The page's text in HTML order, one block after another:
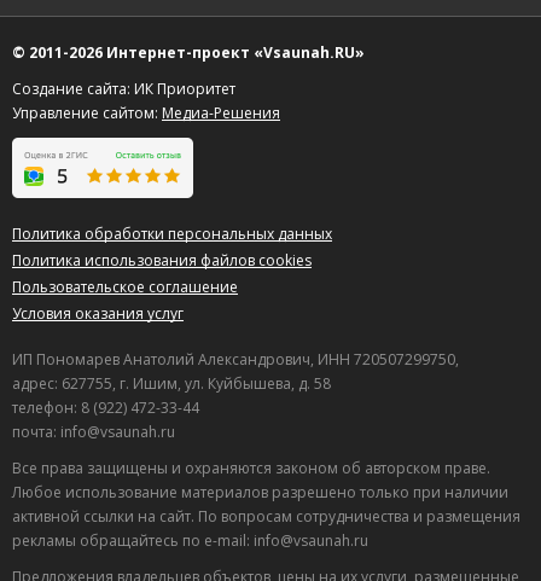
© 2011-2026 Интернет-проект «Vsaunah.RU»
Создание сайта: ИК Приоритет
Управление сайтом: Медиа-Решения
Политика обработки персональных данных
Политика использования файлов cookies
Пользовательское соглашение
Условия оказания услуг
ИП Пономарев Анатолий Александрович, ИНН 720507299750,
адрес: 627755, г. Ишим, ул. Куйбышева, д. 58
телефон: 8 (922) 472-33-44
почта: info@vsaunah.ru
Все права защищены и охраняются законом об авторском праве.
Любое использование материалов разрешено только при наличии
активной ссылки на сайт. По вопросам сотрудничества и размещения
рекламы обращайтесь по e-mail: info@vsaunah.ru
Предложения владельцев объектов, цены на их услуги, размещенные